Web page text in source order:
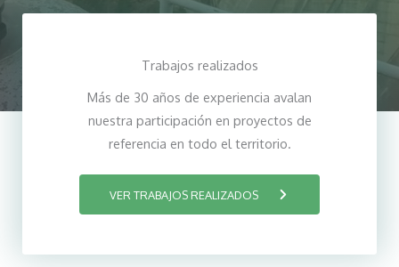
Trabajos realizados
Más de 30 años de experiencia avalan
nuestra participación en proyectos de
referencia en todo el territorio.
VER TRABAJOS REALIZADOS